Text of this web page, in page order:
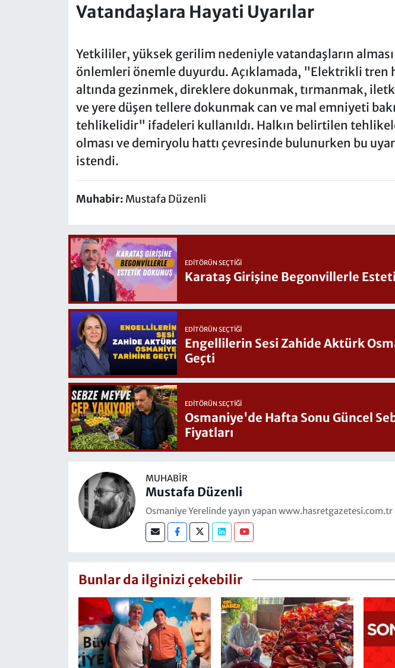
Vatandaşlara Hayati Uyarılar
Yetkililer, yüksek gerilim nedeniyle vatandaşların
önlemleri önemle duyurdu. Açıklamada, "Elektrikli tren
altında gezinmek, direklere dokunmak, tırmanmak,
ve yere düşen tellere dokunmak can ve mal emniyeti
tehlikelidir" ifadeleri kullanıldı. Halkın belirtilen
olması ve demiryolu hattı çevresinde bulunurken bu
istendi.
Muhabir: Mustafa Düzenli
EDITÖRÜN SEÇTIĞI
Karataş Girişine Begonvillerle
EDITÖRÜN SEÇTIĞI
Engellilerin Sesi Zahide Aktürk
Geçti
EDITÖRÜN SEÇTIĞI
Osmaniye'de Hafta Sonu Güncel Sebze ve Meyve
Fiyatları
MUHABIR
Mustafa Düzenli
Osmaniye Yerelinde yayın yapan www.hasretgazetesi.com.tr
Bunlar da ilginizi çekebilir